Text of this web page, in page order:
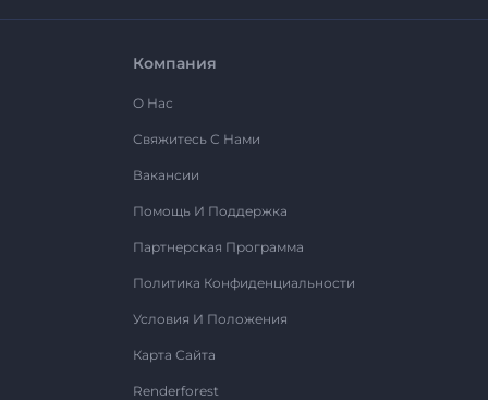
Компания
О Нас
Свяжитесь С Нами
Вакансии
Помощь И Поддержка
Партнерская Программа
Политика Конфиденциальности
Условия И Положения
Карта Сайта
Renderforest